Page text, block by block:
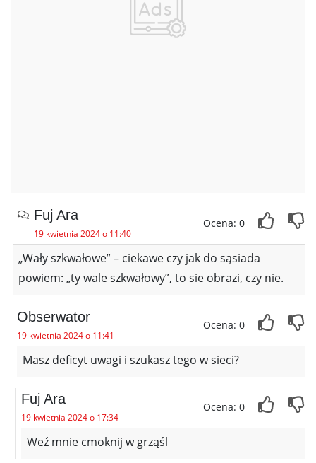
Fuj Ara
19 kwietnia 2024 o 11:40
Ocena: 0
„Wały szkwałowe” – ciekawe czy jak do sąsiada
powiem: „ty wale szkwałowy”, to sie obrazi, czy nie.
Obserwator
19 kwietnia 2024 o 11:41
Ocena: 0
Masz deficyt uwagi i szukasz tego w sieci?
Fuj Ara
19 kwietnia 2024 o 17:34
Ocena: 0
Weź mnie cmoknij w grząśl